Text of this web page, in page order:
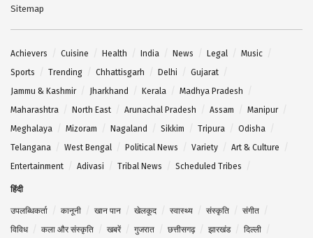
Sitemap
Achievers Cuisine Health India News Legal
Music
Sports
Trending Chhattisgarh Delhi
Gujarat
Jammu & Kashmir
Jharkhand Kerala
Madhya Pradesh
Maharashtra
North East Arunachal Pradesh Assam
Manipur
Meghalaya
Mizoram Nagaland Sikkim Tripura
Odisha
Telangana
West Bengal Political News Variety
Art & Culture
Entertainment
Adivasi Tribal News Scheduled Tribes
हिंदी
उपलब्धिकर्ता कानूनी खान पान खेलकूद स्वास्थ्य संस्कृति
संगीत
विविध
कला और संस्कृति खबरें गुजरात छत्तीसगढ़ झारखंड
दिल्ली